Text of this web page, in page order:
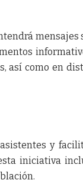
mensajes
así como en
y
iniciativa